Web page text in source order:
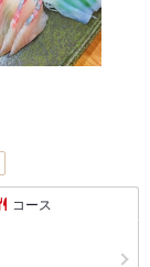
コース